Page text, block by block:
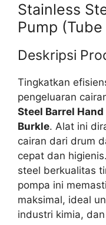
Stainless
Pump
Deskripsi
Tingkatkan
pengeluaran
Steel Barrel
Burkle. Alat ini
cairan dari drum
cepat dan
steel berkualitas
pompa ini
maksimal, ideal
industri kimia,